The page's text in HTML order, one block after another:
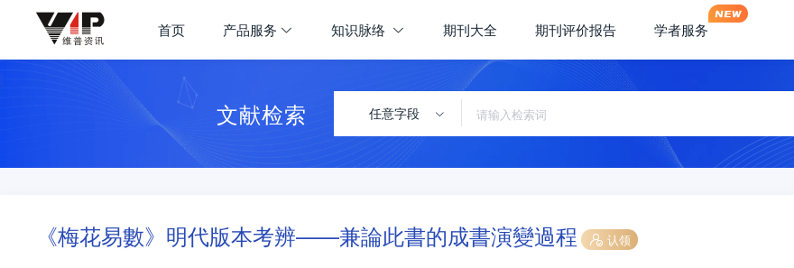
首页 产品服务 知识脉络 期刊大全 期刊评价报告 学者服务
文献检索 任意字段
《梅花易數》明代版本考辨——兼論此書的成書演變過程 认领